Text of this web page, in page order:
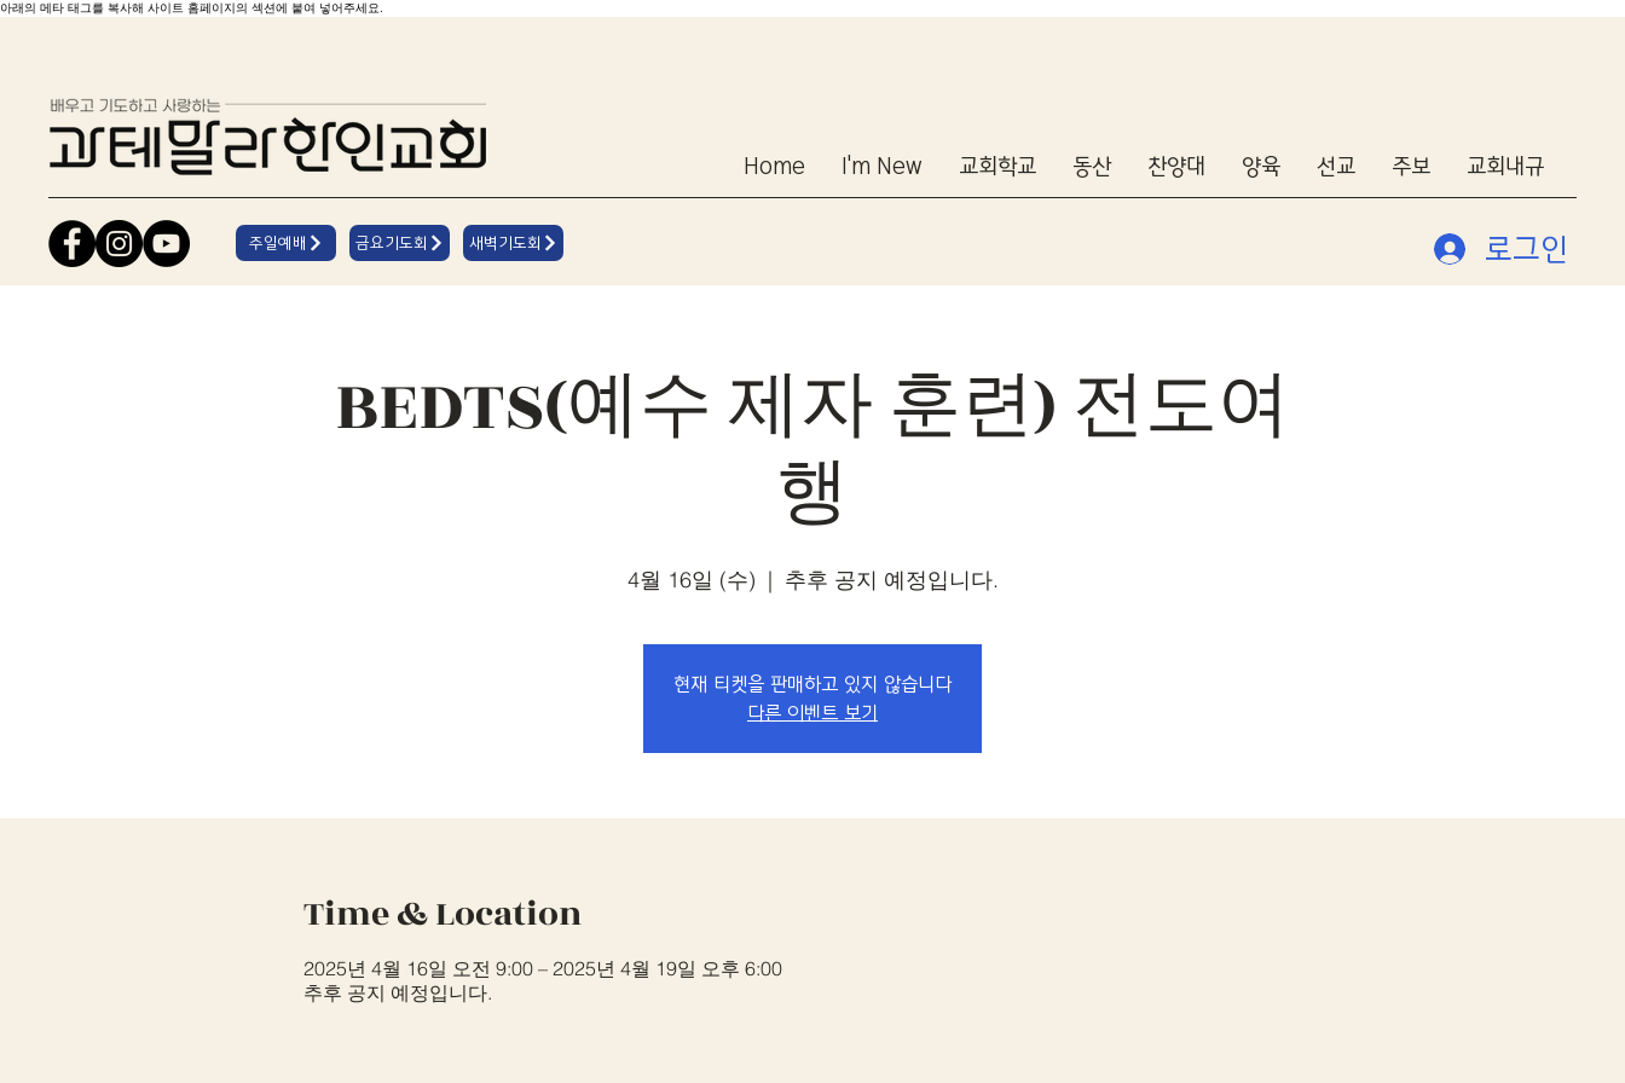
아래의 메타 태그를 복사해 사이트 홈페이지의 섹션에 붙여 넣어주세요.
Home I'm New 교회학교 동산 찬양대 양육 선교 주보 교회내규
주일예배 금요기도회 새벽기도회 로그인
BEDTS(예수 제자 훈련) 전도여
행
4월 16일 (수)
  |
추후 공지 예정입니다.
현재 티켓을 판매하고 있지 않습니다
다른 이벤트 보기
Time & Location
2025년 4월 16일 오전 9:00 – 2025년 4월 19일 오후 6:00
추후 공지 예정입니다.